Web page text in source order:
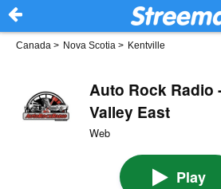
Canada > Nova Scotia > Kentville
Auto Rock Radio
Valley East
Web
Play